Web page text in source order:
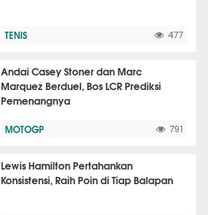
TENIS 477
Andai Casey Stoner dan Marc
Marquez Berduel, Bos LCR Prediksi
Pemenangnya
MOTOGP 791
Lewis Hamilton Pertahankan
Konsistensi, Raih Poin di Tiap Balapan